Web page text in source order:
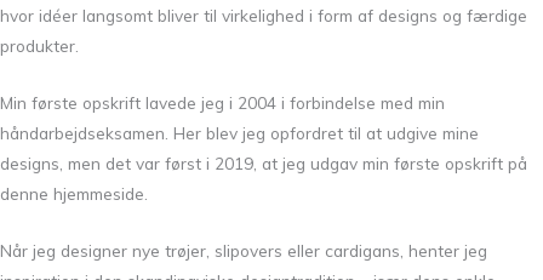
hvor idéer langsomt bliver til virkelighed i form af designs og færdige
produkter.
Min første opskrift lavede jeg i 2004 i forbindelse med min
håndarbejdseksamen. Her blev jeg opfordret til at udgive mine
designs, men det var først i 2019, at jeg udgav min første opskrift på
denne hjemmeside.
Når jeg designer nye trøjer, slipovers eller cardigans, henter jeg